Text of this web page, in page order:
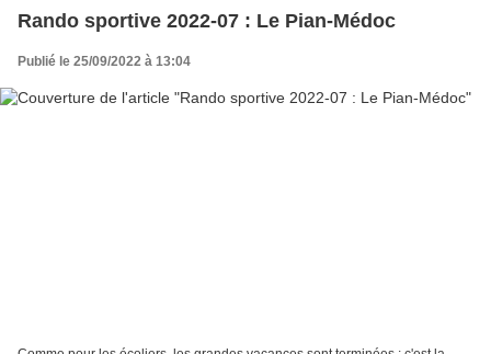
Rando sportive 2022-07 : Le Pian-Médoc
Publié le 25/09/2022 à 13:04